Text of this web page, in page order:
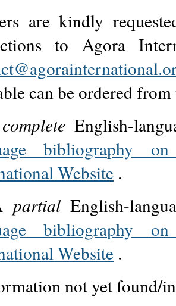
are kindly
to Agora
can be ordered
complete English-
bibliography
Website .
partialEnglish-
bibliography
Website .
not yet found/